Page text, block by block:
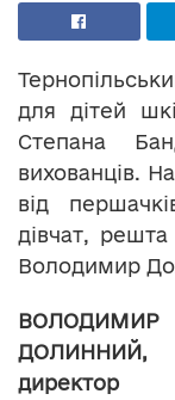
для дітей
Степана
вихованців.
від
дівчат,
Володимир
ВОЛОДИМИР
ДОЛИННИЙ,
директор